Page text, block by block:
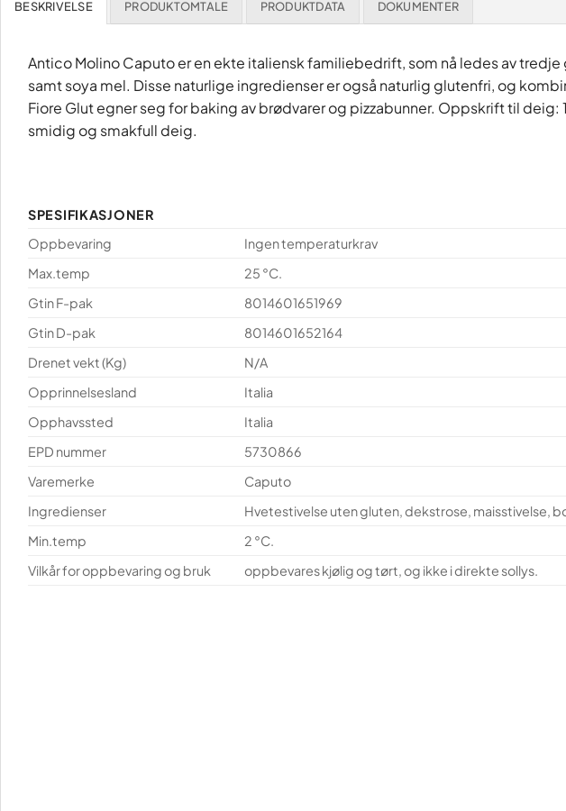
BESKRIVELSE PRODUKTOMTALE PRODUKTDATA DOKUMENTER
Antico Molino Caputo er en ekte italiensk familiebedrift, som nå ledes av
samt soya mel. Disse naturlige ingredienser er også naturlig glutenfri, og
Fiore Glut egner seg for baking av brødvarer og pizzabunner. Oppskrift til
smidig og smakfull deig.
SPESIFIKASJONER
Oppbevaring
Ingen temperaturkrav
Max.temp
25 °C.
Gtin F-pak
8014601651969
Gtin D-pak
8014601652164
Drenet vekt (Kg)
N/A
Opprinnelsesland
Italia
Opphavssted
Italia
EPD nummer
5730866
Varemerke
Caputo
Ingredienser
Hvetestivelse uten gluten, dekstrose, maisstivelse,
Min.temp
2 °C.
Vilkår for oppbevaring og bruk
oppbevares kjølig og tørt, og ikke i direkte sollys.